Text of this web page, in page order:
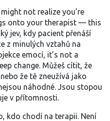
not realize you’re
onto your therapist — this
jev, kdy pacient přenáší
z minulých vztahů na
emocí, it’s not a
change. Můžeš cítit, že
že tě zneužívá jako
náhodné. Jsou stopou
v přítomnosti.
kdo chodí na terapii. Není